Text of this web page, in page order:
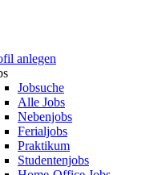
anlegen
Jobsuche
Alle Jobs
Nebenjobs
Ferialjobs
Praktikum
Studentenjobs